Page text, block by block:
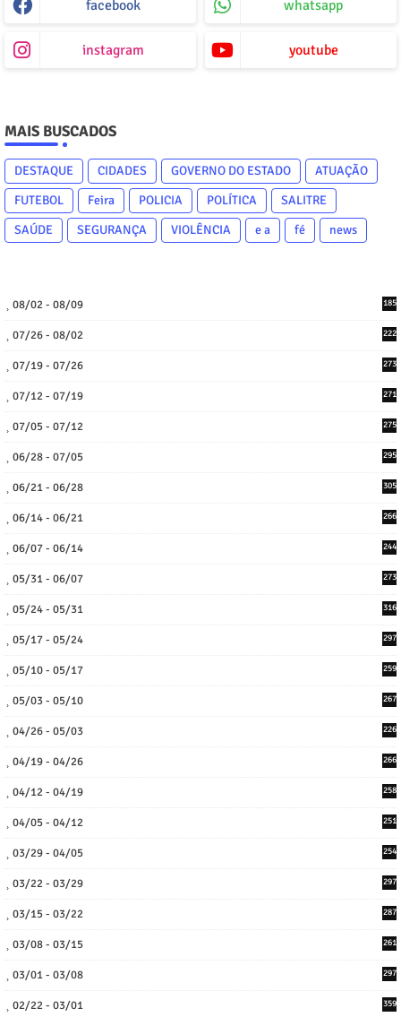
facebook whatsapp
instagram youtube
MAIS BUSCADOS
DESTAQUE CIDADES GOVERNO DO ESTADO
ATUAÇÃO
FUTEBOL
Feira POLICIA POLÍTICA
SALITRE
SAÚDE
SEGURANÇA VIOLÊNCIA e a fé news
08/02 - 08/09 185
07/26 - 08/02 222
07/19 - 07/26 273
07/12 - 07/19 271
07/05 - 07/12 275
06/28 - 07/05 295
06/21 - 06/28 305
06/14 - 06/21 266
06/07 - 06/14 244
05/31 - 06/07 273
05/24 - 05/31 316
05/17 - 05/24 297
05/10 - 05/17 259
05/03 - 05/10 267
04/26 - 05/03 226
04/19 - 04/26 266
04/12 - 04/19 258
04/05 - 04/12 251
03/29 - 04/05 254
03/22 - 03/29 297
03/15 - 03/22 287
03/08 - 03/15 261
03/01 - 03/08 297
02/22 - 03/01 359